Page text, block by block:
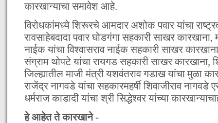
कारखान्याचा समावेश आहे.
विरोधकांमध्ये शिरूरचे आमदार अशोक पवार यांचा
रावसाहेबदादा पवार घोडगंगा सहकारी साखर कारखाना,
नाईक यांचा विश्वासराव नाईक सहकारी साखर
संग्राम थोपटे यांचा रायगड सहकारी साखर कारखाना,
जिल्ह्यातील माजी मंत्री यशवंतराव गडाख यांचा मुळा
राजेंद्र नागवडे यांचा सहकारमहर्षी शिवाजीराव
धर्मराज काडादी यांचा श्री सिद्धेश्वर यांच्या
हे आहेत ते कारखाने -